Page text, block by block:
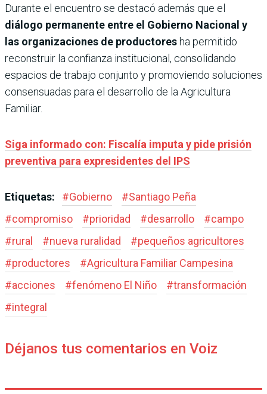
Durante el encuentro se destacó además que el
diálogo permanente entre el Gobierno Nacional y
las organizaciones de productores ha permitido
reconstruir la confianza institucional, consolidando
espacios de trabajo conjunto y promoviendo soluciones
consensuadas para el desarrollo de la Agricultura
Familiar.
Siga informado con: Fiscalía imputa y pide prisión
preventiva para expresidentes del IPS
Etiquetas: #Gobierno #Santiago Peña
#compromiso #prioridad #desarrollo #campo
#rural #nueva ruralidad #pequeños agricultores
#productores #Agricultura Familiar Campesina
#acciones #fenómeno El Niño #transformación
#integral
Déjanos tus comentarios en Voiz